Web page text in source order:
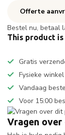
Offerte
Bestel nu, betaal
This product
Gratis
Fysieke winkel
Vandaag
Voor 15:00
Vragen